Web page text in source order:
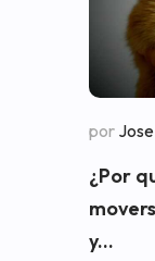
por Jose
¿Por
y...